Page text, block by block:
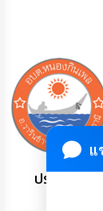
สภา
ท้อง
ถิ่น
ของ
เรา
การ
ประชาชน
แ